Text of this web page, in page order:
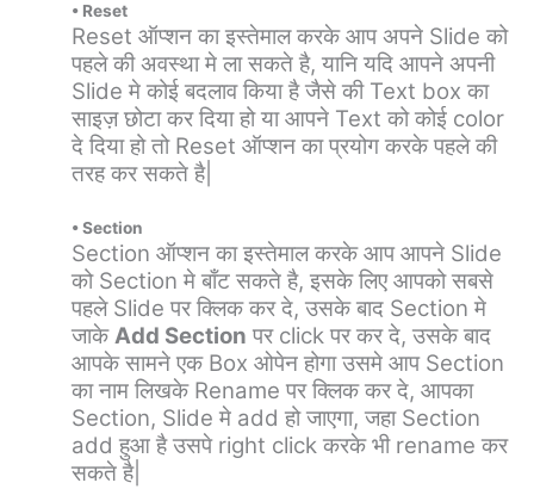
• Reset
Reset ऑप्शन का इस्तेमाल करके आप अपने Slide को
पहले की अवस्था मे ला सकते है, यानि यदि आपने अपनी
Slide मे कोई बदलाव किया है जैसे की Text box का
साइज़ छोटा कर दिया हो या आपने Text को कोई color
दे दिया हो तो Reset ऑप्शन का प्रयोग करके पहले की
तरह कर सकते है|
• Section
Section ऑप्शन का इस्तेमाल करके आप आपने Slide
को Section मे बाँट सकते है, इसके लिए आपको सबसे
पहले Slide पर क्लिक कर दे, उसके बाद Section मे
जाकेAdd Section पर click पर कर दे, उसके बाद
आपके सामने एक Box ओपेन होगा उसमे आप Section
का नाम लिखके Rename पर क्लिक कर दे, आपका
Section, Slide मे add हो जाएगा, जहा Section
add हुआ है उसपे right click करके भी rename कर
सकते है|